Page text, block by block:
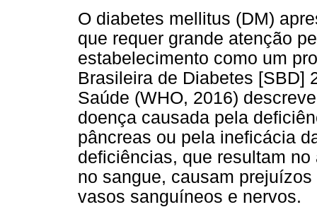
O diabetes mellitus (DM)
que requer grande atenção
estabelecimento como um
Brasileira de Diabetes [SBD]
Saúde (WHO, 2016)
doença causada pela
pâncreas ou pela ineficácia
deficiências, que resultam
no sangue, causam
vasos sanguíneos e nervos.